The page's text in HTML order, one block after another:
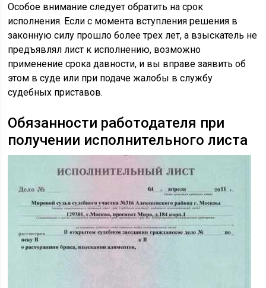
Особое внимание следует обратить на срок
исполнения. Если с момента вступления решения в
законную силу прошло более трех лет, а взыскатель не
предъявлял лист к исполнению, возможно
применение срока давности, и вы вправе заявить об
этом в суде или при подаче жалобы в службу
судебных приставов.
Обязанности работодателя при
получении исполнительного листа